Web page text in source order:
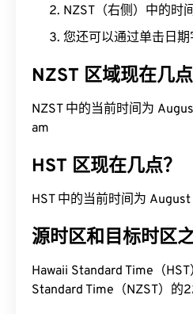
NZST（右侧）中的时
您还可以通过单击日期
NZST 区域现在几点
NZST 中的当前时间为
am
HST 区现在几点？
HST 中的当前时间为
源时区和目标时区
Hawaii Standard Time（
Standard Time（NZST）的